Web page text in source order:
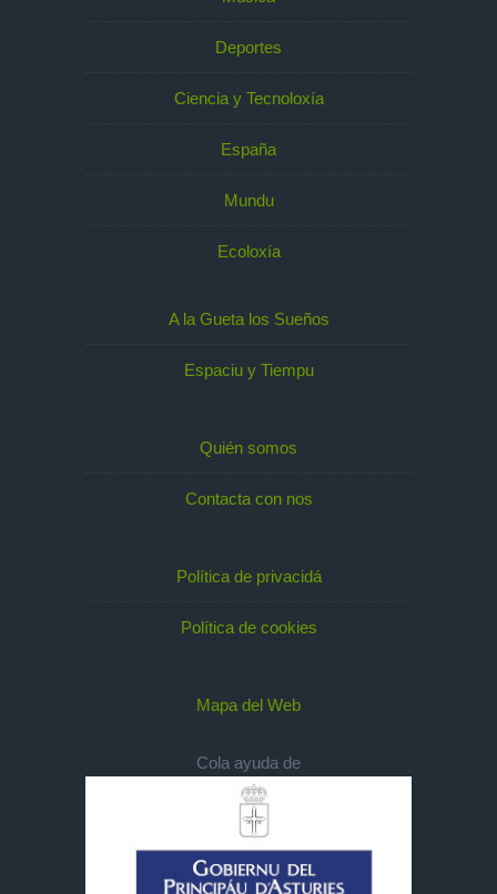
Deportes
Ciencia y Tecnoloxía
España
Mundu
Ecoloxía
A la Gueta los Sueños
Espaciu y Tiempu
Quién somos
Contacta con nos
Política de privacidá
Política de cookies
Mapa del Web
Cola ayuda de